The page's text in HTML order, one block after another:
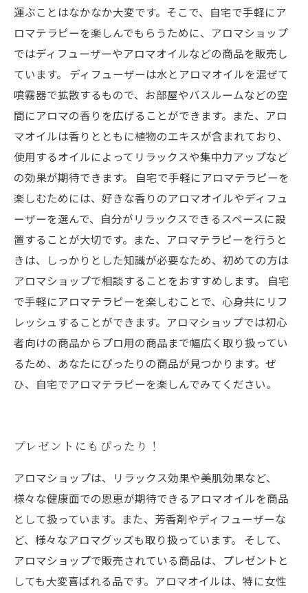
運ぶことはなかなか大変です。そこで、自宅で手軽にア
ロマテラピーを楽しんでもらうために、アロマショップ
ではディフューザーやアロマオイルなどの商品を販売し
ています。 ディフューザーは水とアロマオイルを混ぜて
噴霧器で拡散するもので、お部屋やバスルームなどの空
間にアロマの香りを広げることができます。また、アロ
マオイルは香りとともに植物のエキスが含まれており、
使用するオイルによってリラックスや集中力アップなど
の効果が期待できます。 自宅で手軽にアロマテラピーを
楽しむためには、好きな香りのアロマオイルやディフュ
ーザーを選んで、自分がリラックスできるスペースに設
置することが大切です。また、アロマテラピーを行うと
きは、しっかりとした知識が必要なため、初めての方は
アロマショップで相談することをおすすめします。 自宅
で手軽にアロマテラピーを楽しむことで、心身共にリフ
レッシュすることができます。アロマショップでは初心
者向けの商品からプロ用の商品まで幅広く取り扱ってい
るため、あなたにぴったりの商品が見つかります。ぜ
ひ、自宅でアロマテラピーを楽しんでみてください。
プレゼントにもぴったり！
アロマショップは、リラックス効果や美肌効果など、
様々な健康面での恩恵が期待できるアロマオイルを商品
として扱っています。また、芳香剤やディフューザーな
ど、様々なアロマグッズも取り扱っています。 そして、
アロマショップで販売されている商品は、プレゼントと
しても大変喜ばれる品です。アロマオイルは、特に女性